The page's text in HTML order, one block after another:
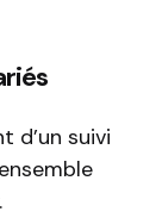
d’un suivi